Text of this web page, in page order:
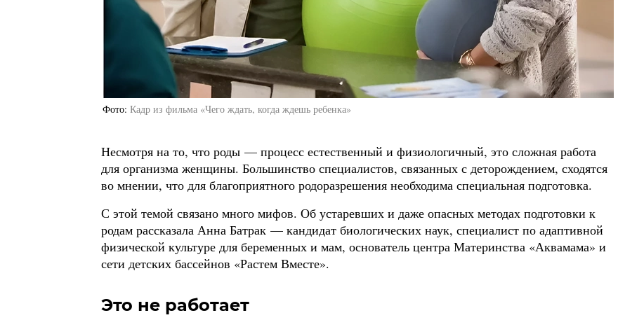
Фото Кадр из фильма «Чего ждать, когда ждешь ребенка»
Несмотря на то, что роды — процесс естественный и физиологичный, это сложная работа
для организма женщины. Большинство специалистов, связанных с деторождением, сходятся
во мнении, что для благоприятного родоразрешения необходима специальная подготовка.
С этой темой связано много мифов. Об устаревших и даже опасных методах подготовки к
родам рассказала Анна Батрак — кандидат биологических наук, специалист по адаптивной
физической культуре для беременных и мам, основатель центра Материнства «Аквамама» и
сети детских бассейнов «Растем Вместе».
Это не работает